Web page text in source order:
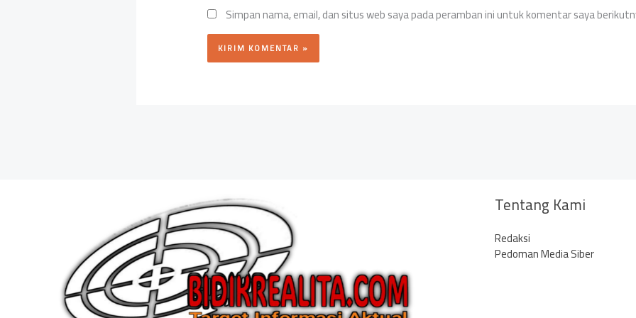
Simpan nama, email, dan situs web saya pada peramban ini untuk komentar saya
Tentang Kami
Redaksi
Pedoman Media Siber